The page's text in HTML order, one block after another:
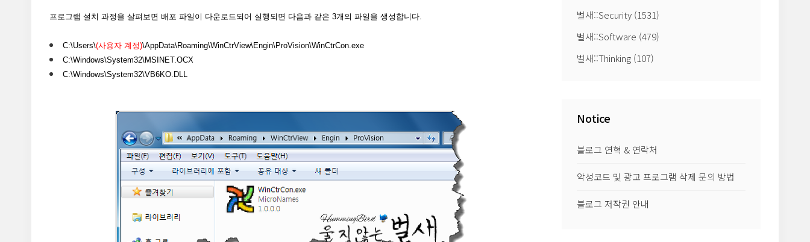
벌새::Security (1531)
벌새::Software (479)
벌새::Thinking (107)
Notice
블로그 연혁 & 연락처
악성코드 및 광고 프로그램 삭제 문의 방법
블로그 저작권 안내
프로그램 설치 과정을 살펴보면 배포 파일이 다운로드되어 실행되면 다음과 같은 3개의 파일을 생성합니다.
C:\Users\(사용자 계정)\AppData\Roaming\WinCtrView\Engin\ProVision\WinCtrCon.exe
C:\Windows\System32\MSINET.OCX
C:\Windows\System32\VB6KO.DLL